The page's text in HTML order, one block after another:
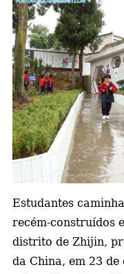
Estudantes
recém-construídos
distrito de Zhijin,
da China, em 23